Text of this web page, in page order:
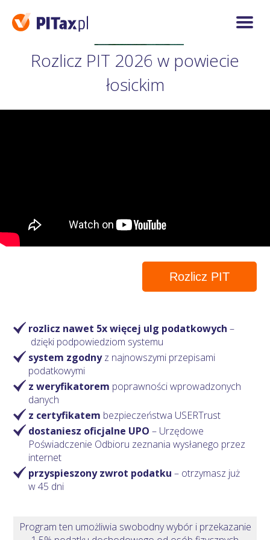
Rozlicz PIT 2026 w powiecie
łosickim
Rozlicz PIT
rozlicz nawet 5x więcej ulg podatkowych–
dzięki podpowiedziom systemu
system zgodnyz najnowszymi przepisami
podatkowymi
z weryfikatorem poprawności wprowadzonych
danych
z certyfikatem bezpieczeństwa USERTrust
dostaniesz oficjalne UPO – Urzędowe
Poświadczenie Odbioru zeznania wysłanego przez
internet
przyspieszony zwrot podatku – otrzymasz już
w 45 dni
Program ten umożliwia swobodny wybór i przekazanie